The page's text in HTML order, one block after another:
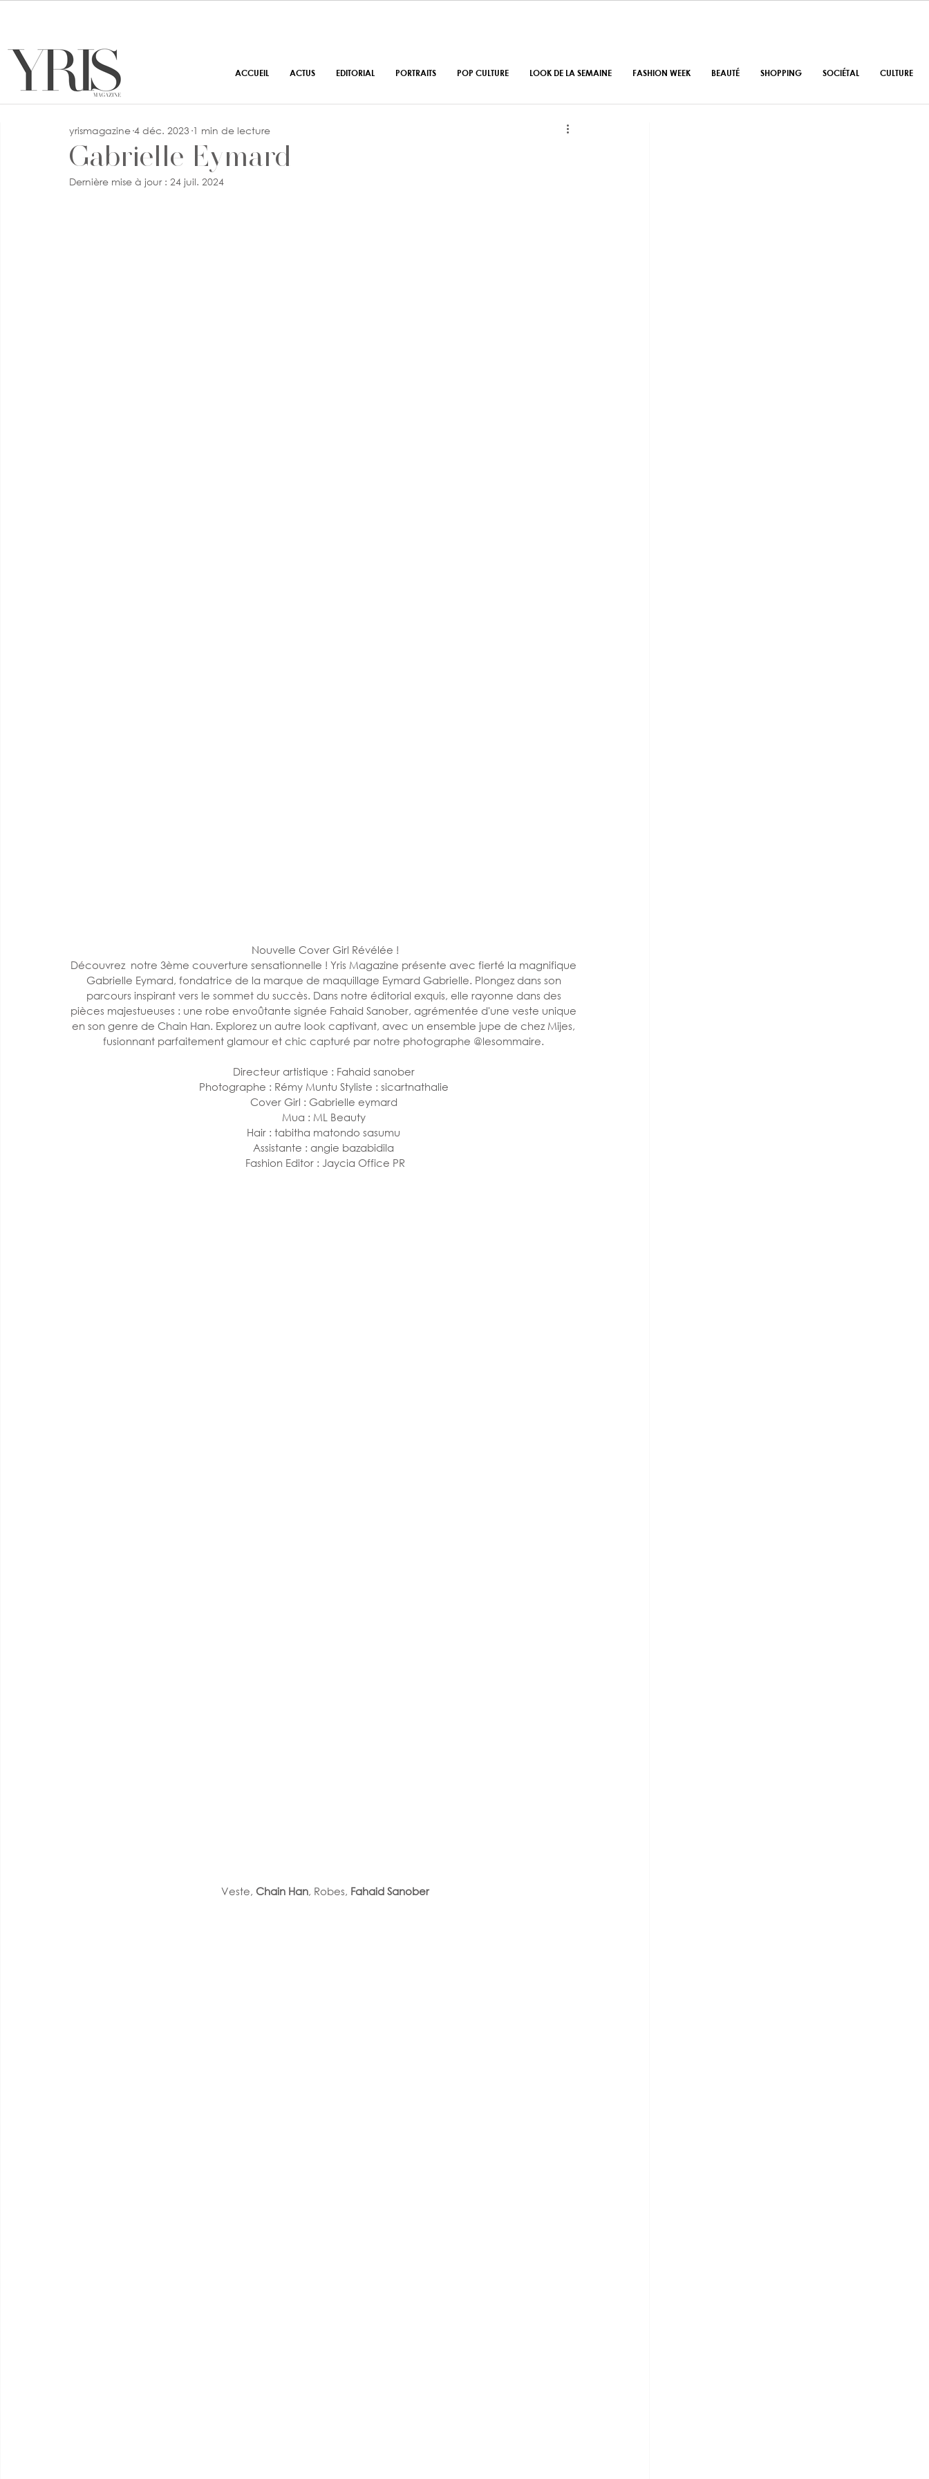
Gabrielle Eymard
yrismagazine 4 déc. 2023 1 min de lecture
Dernière mise à jour : 24 juil. 2024
Nouvelle Cover Girl Révélée !
Découvrez  notre 3ème couverture sensationnelle ! Yris Magazine présente avec fierté la magnifique
Gabrielle Eymard, fondatrice de la marque de maquillage Eymard Gabrielle. Plongez dans son
parcours inspirant vers le sommet du succès. Dans notre éditorial exquis, elle rayonne dans des
pièces majestueuses : une robe envoûtante signée Fahaid Sanober, agrémentée d'une veste unique
en son genre de Chain Han. Explorez un autre look captivant, avec un ensemble jupe de chez Mijes,
fusionnant parfaitement glamour et chic capturé par notre photographe @lesommaire.
Directeur artistique : Fahaid sanober
Photographe : Rémy Muntu Styliste : sicartnathalie
Cover Girl : Gabrielle eymard
Mua : ML Beauty
Hair : tabitha matondo sasumu
Assistante : angie bazabidila
Fashion Editor : Jaycia Office PR
Veste, Chain Han, Robes, Fahaid Sanober
ACCUEIL ACTUS EDITORIAL PORTRAITS POP CULTURE LOOK DE LA SEMAINE FASHION WEEK BEAUTÉ SHOPPING SOCIÉTAL CULTURE